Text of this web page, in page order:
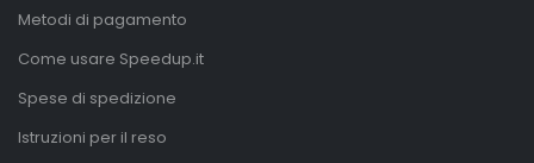
Metodi di pagamento
Come usare Speedup.it
Spese di spedizione
Istruzioni per il reso